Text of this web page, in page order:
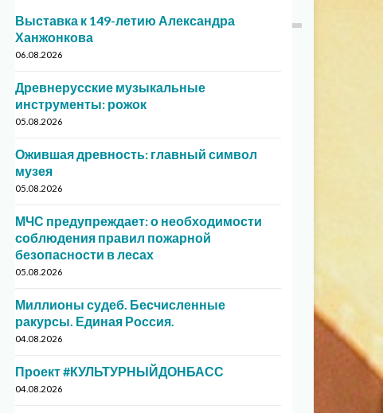
Выставка к 149-летию Александра
Ханжонкова
06.08.2026
Древнерусские музыкальные
инструменты: рожок
05.08.2026
Ожившая древность: главный символ
музея
05.08.2026
МЧС предупреждает: о необходимости
соблюдения правил пожарной
безопасности в лесах
05.08.2026
Миллионы судеб. Бесчисленные
ракурсы. Единая Россия.
04.08.2026
Проект #КУЛЬТУРНЫЙДОНБАСС
04.08.2026